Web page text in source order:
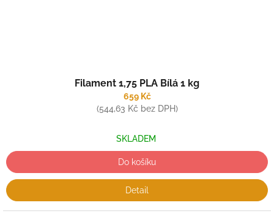
Filament 1,75 PLA Bílá 1 kg
659 Kč
(544,63 Kč bez DPH)
SKLADEM
Do košíku
Detail